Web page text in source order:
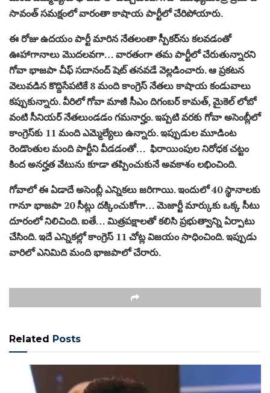
సావంత్ సమక్షంలో వారంతా కాషాయ పార్టీలో చేరిపోయారు.
ఈ రోజు ఉదయం పార్టీ మారిన నేతలంతా స్పీకర్‌ను కలవడంతో
ఊహాగానాలు మొదలవగా… వారతంగా తమ పార్టీలో చేరుతున్నారని
గోవా భాజపా చీఫ్ సదానంద్‌ షెట్‌ తనవడే వెల్లడించారు. ఆ ప్రకటన
వెలువడిన కొద్దిసేపటికే 8 మంది కాంగ్రెస్‌ నేతలు కాషాయ కండువాలు
కప్పుకున్నారు. వీరిలో గోవా మాజీ సీఎం దిగంబర్ కామత్, మైకెల్‌ లోబో
వంటి సీనియర్ నేతలుండడం గమనార్హం. ఇప్పటి వరకు గోవా అసెంబ్లీలో
కాంగ్రెస్‌కు 11 మంది ఎమ్మెల్యేలు ఉన్నారు. ఇప్పుడుల మూడింట
రెండొంతుల మంది పార్టీని వీడడంతో… ఫిరాయింపుల నిరోధక చట్టం
కింద అనర్హత వేటును కూడా తప్పించుకునే అవకాశం లభించింది.
గోవాలో ఈ ఏడాదే అసెంబ్లీ ఎన్నికలు జరిగాయి. ఇందులో 40 స్థానాలకు
గానూ భాజపా 20 సీట్లు దక్కించుకోగా… మెజార్టీ మార్కుకు ఒక్క సీటు
దూరంలో నిలిచింది. ఐతే… మిత్రపక్షాలతో కలిసి ప్రభుత్వాన్ని ఏర్పాటు
చేసింది. ఇదే ఎన్నికల్లో కాంగ్రెస్ 11 చోట్ల విజయం సాధించింది. ఇప్పుడు
వారిలో ఎనిమిది మంది భాజపాలో చేరారు.
Related Posts